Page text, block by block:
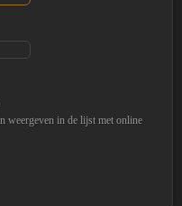
weergeven in de lijst met online